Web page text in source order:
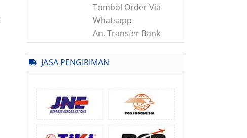
Tombol Order Via
Whatsapp
An. Transfer Bank
JASA PENGIRIMAN